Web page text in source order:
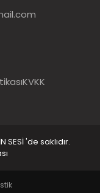
KVKK
SESİ 'de saklıdır.